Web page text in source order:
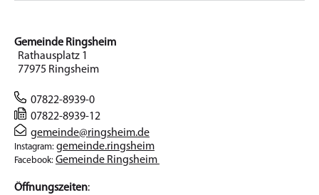
Gemeinde Ringsheim
Rathausplatz 1
77975 Ringsheim
07822-8939-0
07822-8939-12
gemeinde@ringsheim.de
Instagram: gemeinde.ringsheim
Facebook: Gemeinde Ringsheim
Öffnungszeiten: